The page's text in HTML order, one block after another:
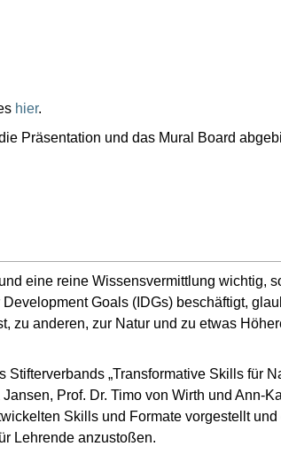
hier.
Präsentation und das Mural Board
eine reine Wissensvermittlung wichtig,
Goals (IDGs) beschäftigt,
zu anderen, zur Natur und zu etwas
„Transformative Skills für
Prof. Dr. Timo von Wirth und Ann-
Skills und Formate vorgestellt
Lehrende anzustoßen.